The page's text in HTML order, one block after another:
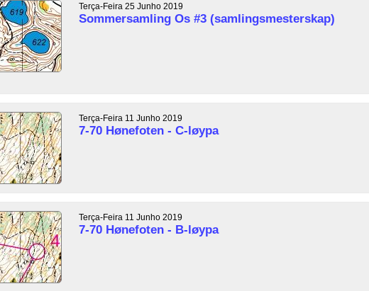
Terça-Feira 25 Junho 2019
Sommersamling Os #3 (samlingsmesterskap)
Terça-Feira 11 Junho 2019
7-70 Hønefoten - C-løypa
Terça-Feira 11 Junho 2019
7-70 Hønefoten - B-løypa